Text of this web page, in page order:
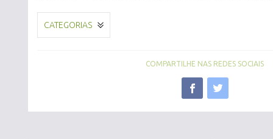
CATEGORIAS
COMPARTILHE NAS REDES SOCIAIS